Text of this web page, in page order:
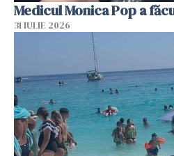
Medicul Monica Pop a
31 IULIE 2026